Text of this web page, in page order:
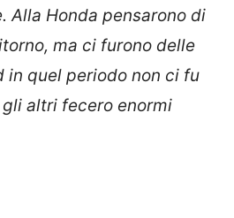
Alla Honda pensarono di
ma ci furono delle
in quel periodo non ci fu
altri fecero enormi